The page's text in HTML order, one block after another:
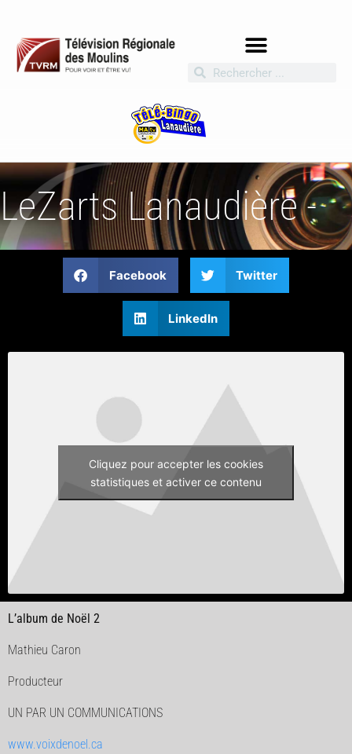
LeZarts Lanaudière -
Facebook Twitter
LinkedIn
Cliquez pour accepter les cookies
statistiques et activer ce contenu
L’album de Noël 2
Mathieu Caron
Producteur
UN PAR UN COMMUNICATIONS
www.voixdenoel.ca